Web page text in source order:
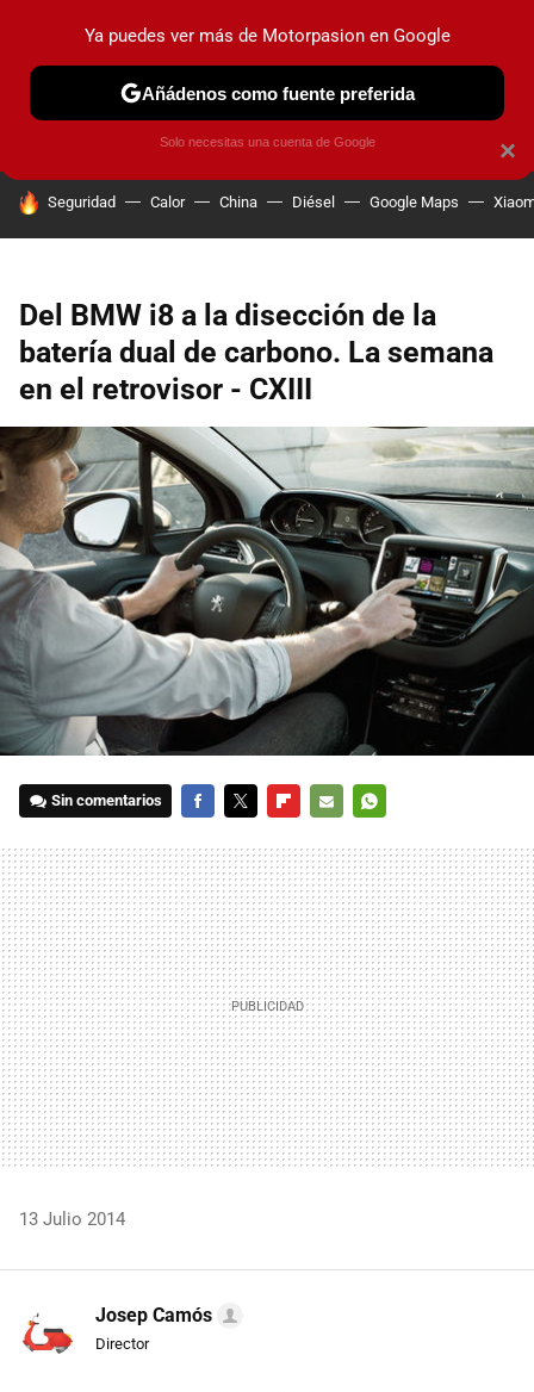
PRUEBAS COCHES ELÉCTRICOS OBSERVATORIO
HOY SE HABLA DE
Seguridad Calor China Diésel Google Maps
Del BMW i8 a la disección de la
batería dual de carbono. La semana
en el retrovisor - CXIII
Sin comentarios
MAIL
13 Julio 2014
Josep Camós
Director
×
Ya puedes ver más de Motorpasion en Google
Añádenos como fuente preferida
Solo necesitas una cuenta de Google